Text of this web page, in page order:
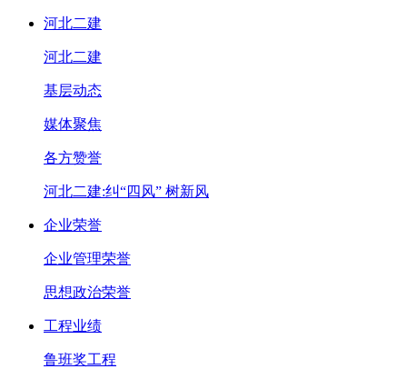
河北二建
河北二建
基层动态
媒体聚焦
各方赞誉
河北二建:纠“四风” 树新风
企业荣誉
企业管理荣誉
思想政治荣誉
工程业绩
鲁班奖工程